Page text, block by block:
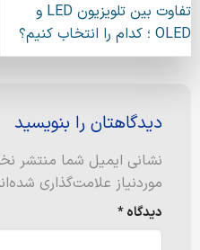
تفاوت بین تلویزیون LED و
OLED ؛ کدام را انتخاب کنیم؟
دیدگاهتان را بنویسید
نشانی ایمیل شما منتشر
موردنیاز علامت‌گذاری
دیدگاه*